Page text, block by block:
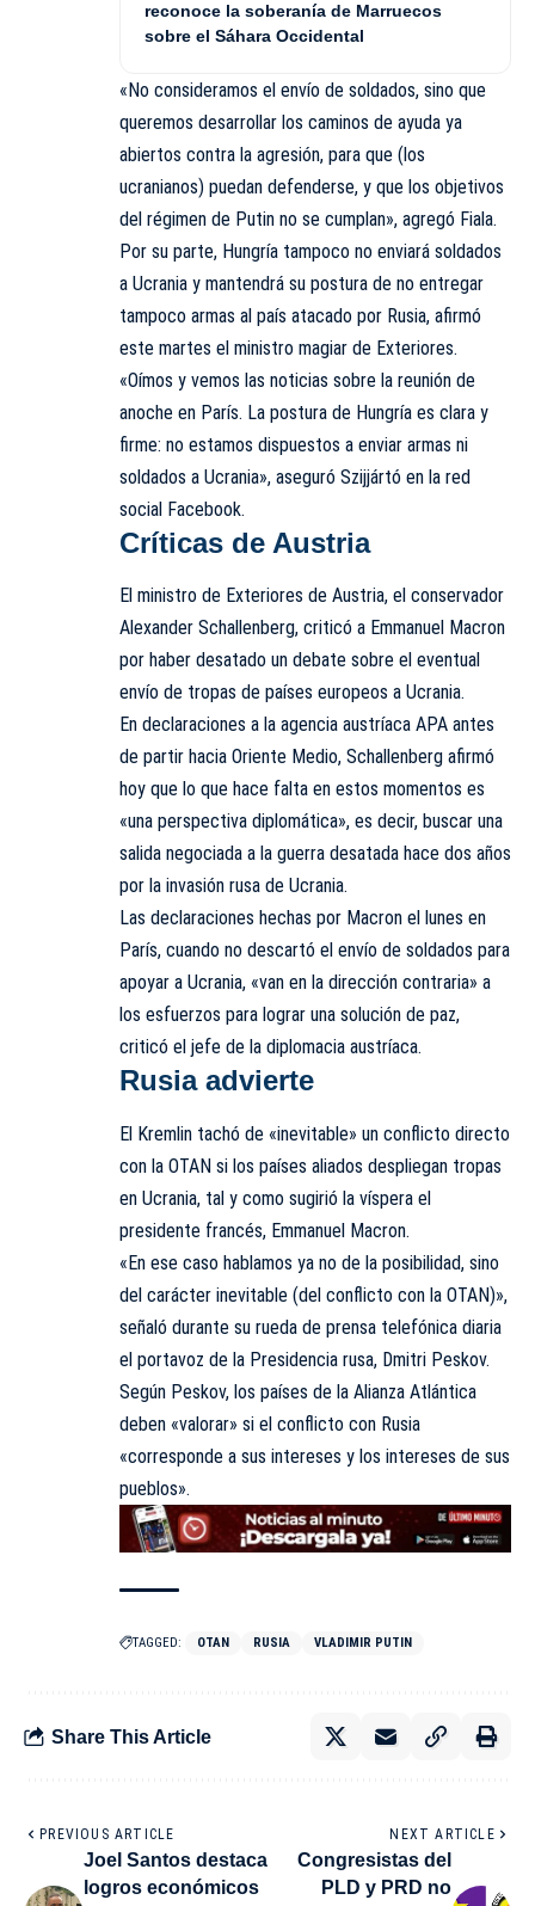
reconoce la soberanía de Marruecos
sobre el Sáhara Occidental
«No consideramos el envío de soldados, sino que
queremos desarrollar los caminos de ayuda ya
abiertos contra la agresión, para que (los
ucranianos) puedan defenderse, y que los objetivos
del régimen de Putin no se cumplan», agregó Fiala.
Por su parte, Hungría tampoco no enviará soldados
a Ucrania y mantendrá su postura de no entregar
tampoco armas al país atacado por Rusia, afirmó
este martes el ministro magiar de Exteriores.
«Oímos y vemos las noticias sobre la reunión de
anoche en París. La postura de Hungría es clara y
firme: no estamos dispuestos a enviar armas ni
soldados a Ucrania», aseguró Szijjártó en la red
social Facebook.
Críticas de Austria
El ministro de Exteriores de Austria, el conservador
Alexander Schallenberg, criticó a Emmanuel Macron
por haber desatado un debate sobre el eventual
envío de tropas de países europeos a Ucrania.
En declaraciones a la agencia austríaca APA antes
de partir hacia Oriente Medio, Schallenberg afirmó
hoy que lo que hace falta en estos momentos es
«una perspectiva diplomática», es decir, buscar una
salida negociada a la guerra desatada hace dos años
por la invasión rusa de Ucrania.
Las declaraciones hechas por Macron el lunes en
París, cuando no descartó el envío de soldados para
apoyar a Ucrania, «van en la dirección contraria» a
los esfuerzos para lograr una solución de paz,
criticó el jefe de la diplomacia austríaca.
Rusia advierte
El Kremlin tachó de «inevitable» un conflicto directo
con la OTAN si los países aliados despliegan tropas
en Ucrania, tal y como sugirió la víspera el
presidente francés, Emmanuel Macron.
«En ese caso hablamos ya no de la posibilidad, sino
del carácter inevitable (del conflicto con la OTAN)»,
señaló durante su rueda de prensa telefónica diaria
el portavoz de la Presidencia rusa, Dmitri Peskov.
Según Peskov, los países de la Alianza Atlántica
deben «valorar» si el conflicto con Rusia
«corresponde a sus intereses y los intereses de sus
pueblos».
TAGGED: OTAN RUSIA VLADIMIR PUTIN
Share This Article
PREVIOUS ARTICLE
Joel Santos destaca
logros económicos
NEXT ARTICLE
Congresistas del
PLD y PRD no